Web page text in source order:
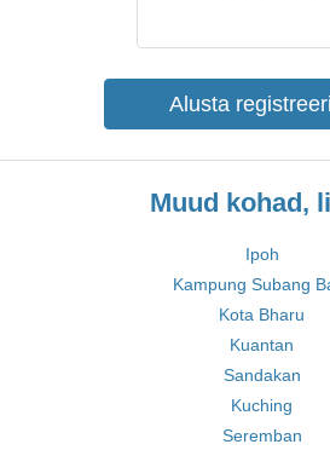
Alusta
Muud kohad,
Ipoh
Kampung Subang
Kota Bharu
Kuantan
Sandakan
Kuching
Seremban